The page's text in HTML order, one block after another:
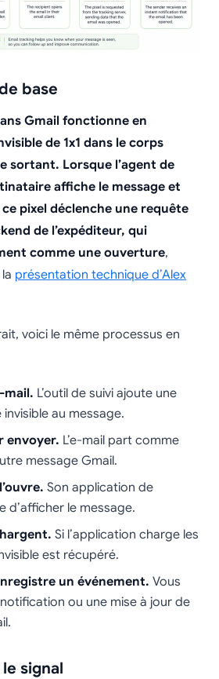
base
Gmail fonctionne en
de 1x1 dans le corps
sortant. Lorsque l’agent de
affiche le message et
pixel déclenche une requête
de l’expéditeur, qui
comme une ouverture,
présentation technique d’Alex
voici le même processus en
mail. L’outil de suivi ajoute une
au message.
envoyer. L’e-mail part comme
message Gmail.
Son application de
d’afficher le message.
Si l’application charge les
est récupéré.
un événement. Vous
ou une mise à jour de
signal